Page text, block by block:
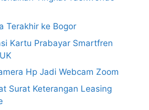
Terakhir ke Bogor
Kartu Prabayar Smartfren
Hp Jadi Webcam Zoom
Surat Keterangan Leasing